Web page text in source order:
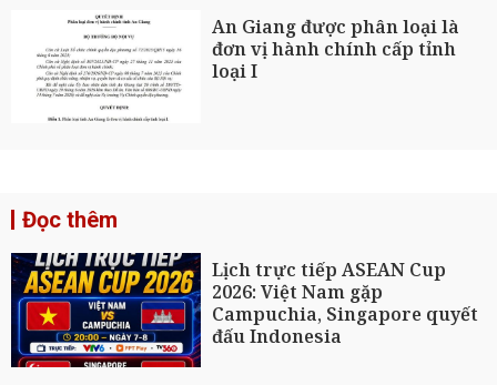
An Giang được phân loại là
đơn vị hành chính cấp tỉnh
loại I
Đọc thêm
Lịch trực tiếp ASEAN Cup
2026: Việt Nam gặp
Campuchia, Singapore quyết
đấu Indonesia